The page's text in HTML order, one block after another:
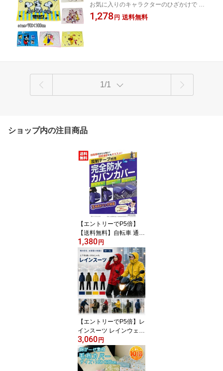
ビーケット スローケット ひざかけ 子供
用 お昼寝ケット ブランケット もうふ
お気に入りのキャラクターのひざかけで ふ
んわり あったか
1,278 円 送料無料
1/1
ショップ内の注目商品
【エントリーでP5倍】
【送料無料】自転車 通学
完全防水 カバン カバー
レインカバー バッグカバ
ー リュックカバー 防水
雨 自転車カバー 前かご
カバー カゴカバー 雨具
荷台 3way リュックサッ
ク 自転車通学 中学生 通
勤 通学 徒歩通学
1,380 円
【エントリーでP5倍】レ
インスーツ レインウェア
メンズ レディース 上下
セット イーグルクロス #
3674 防水 透湿 バイク 自
転車 通勤 通学 アウトド
3,060 円